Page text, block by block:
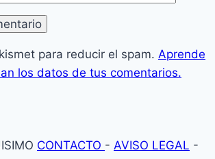
para reducir el spam. Aprende
los datos de tus comentarios.
CONTACTO - AVISO LEGAL -